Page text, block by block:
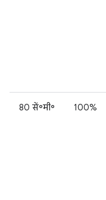
80 सें॰मी॰ 100%